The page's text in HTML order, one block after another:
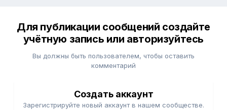
Для публикации сообщений создайте
учётную запись или авторизуйтесь
Вы должны быть пользователем, чтобы оставить
комментарий
Создать аккаунт
Зарегистрируйте новый аккаунт в нашем сообществе.